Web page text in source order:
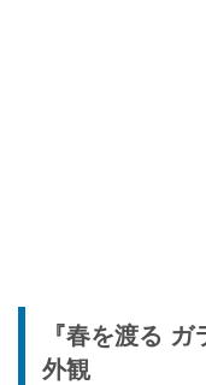
『春を渡る
外観